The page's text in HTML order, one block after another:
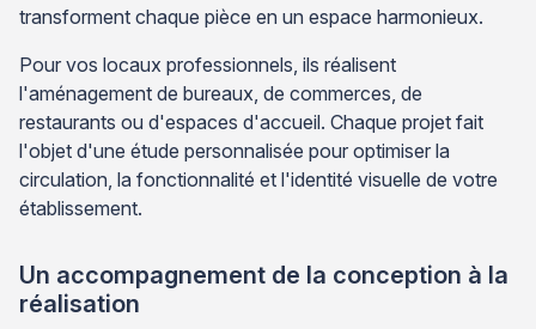
transforment chaque pièce en un espace harmonieux.
Pour vos locaux professionnels, ils réalisent
l'aménagement de bureaux, de commerces, de
restaurants ou d'espaces d'accueil. Chaque projet fait
l'objet d'une étude personnalisée pour optimiser la
circulation, la fonctionnalité et l'identité visuelle de votre
établissement.
Un accompagnement de la conception à la
réalisation